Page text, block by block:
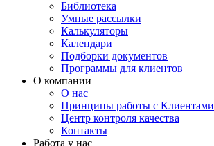
Библиотека
Умные рассылки
Калькуляторы
Календари
Подборки документов
Программы для клиентов
О компании
О нас
Принципы работы с Клиентами
Центр контроля качества
Контакты
Работа у нас